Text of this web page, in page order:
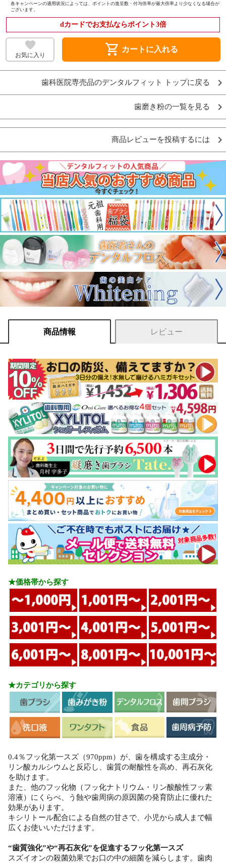
各キャンペーンの適用状況によっては、ポイントの進呈数・付与倍率が最大倍率より少なくなる場合が
ございます。
dカードでお支払ならポイント3倍
お気に入り shopping_cart カートに入れる
歯科医院専売品のデンタルフィット トップに戻る
歯磨き粉の一覧を見る
商品レビューを投稿するには
商品情報 レビュー
★価格帯から探す
★カテゴリから探す
0.4％フッ化第一スズ（970ppm）が、歯を構成する主成分・
リン酸カルシウムと反応し、歯質の耐酸性を高め、再石灰化
を助けます。
また、他のフッ化物（フッ化ナトリウム・リン酸酸性フッ素
溶液）にくらべ、う蝕や歯周病の原因菌の発育防止に優れた
効果があります。
キシリトール配合による自然の甘さで、小児から成人まで幅
広くお使いいただけます。
“歯質強化”や“再石灰化”を促進するフッ化第一スズ
スズイオンの殺菌効果でお口の中の細菌を減らします。歯肉